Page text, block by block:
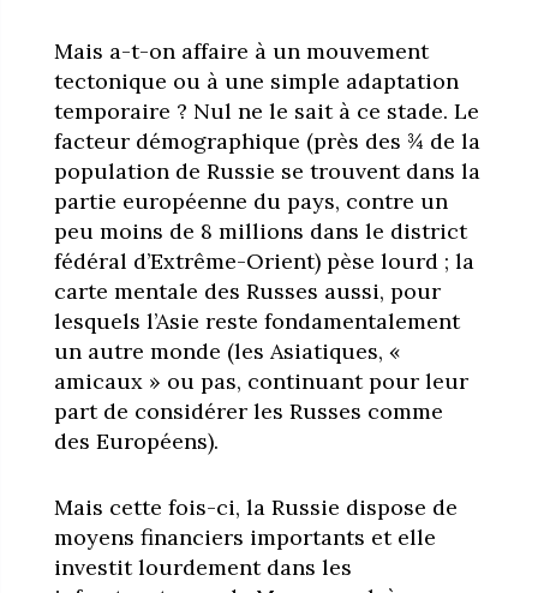
Mais a-t-on affaire à un mouvement
tectonique ou à une simple adaptation
temporaire ? Nul ne le sait à ce stade. Le
facteur démographique (près des ¾ de la
population de Russie se trouvent dans la
partie européenne du pays, contre un
peu moins de 8 millions dans le district
fédéral d’Extrême-Orient) pèse lourd ; la
carte mentale des Russes aussi, pour
lesquels l’Asie reste fondamentalement
un autre monde (les Asiatiques, «
amicaux » ou pas, continuant pour leur
part de considérer les Russes comme
des Européens).
Mais cette fois-ci, la Russie dispose de
moyens financiers importants et elle
investit lourdement dans les